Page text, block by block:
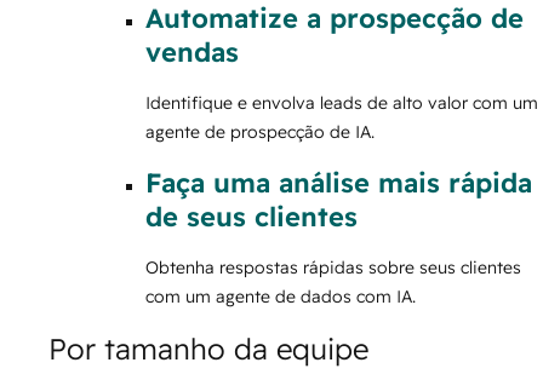
Automatize a prospecção de
vendas
Identifique e envolva leads de alto valor com um
agente de prospecção de IA.
Faça uma análise mais rápida
de seus clientes
Obtenha respostas rápidas sobre seus clientes
com um agente de dados com IA.
Por tamanho da equipe